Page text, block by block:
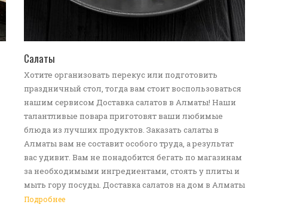
Салаты
Хотите организовать перекус или подготовить
праздничный стол, тогда вам стоит воспользоваться
нашим сервисом Доставка салатов в Алматы! Наши
талантливые повара приготовят ваши любимые
блюда из лучших продуктов. Заказать салаты в
Алматы вам не составит особого труда, а результат
вас удивит. Вам не понадобится бегать по магазинам
за необходимыми ингредиентами, стоять у плиты и
мыть гору посуды. Доставка салатов на дом в Алматы
станет отличным решение для вас и ваших родных,
Подробнее